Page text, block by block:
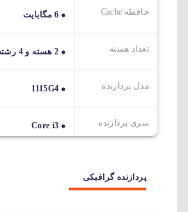
حافظه Cache 6 مگابایت
تعداد هسته 2 هسته و 4 رشته
مدل پردازنده 1115G4
سری پردازنده Core i3
پردازنده گرافیکی